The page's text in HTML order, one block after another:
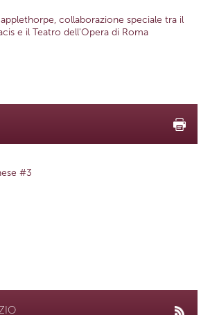
collaborazione speciale tra il
e il Teatro dell'Opera di Roma
#3